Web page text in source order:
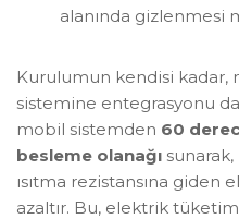
alanında gizlenmesi
Kurulumun kendisi kadar,
sistemine entegrasyonu
mobil sistemden 60
besleme olanağı sunarak,
ısıtma rezistansına
azaltır. Bu, elektrik